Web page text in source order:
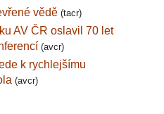
vědě (tacr)
AV ČR oslavil 70 let
(avcr)
k rychlejšímu
(avcr)